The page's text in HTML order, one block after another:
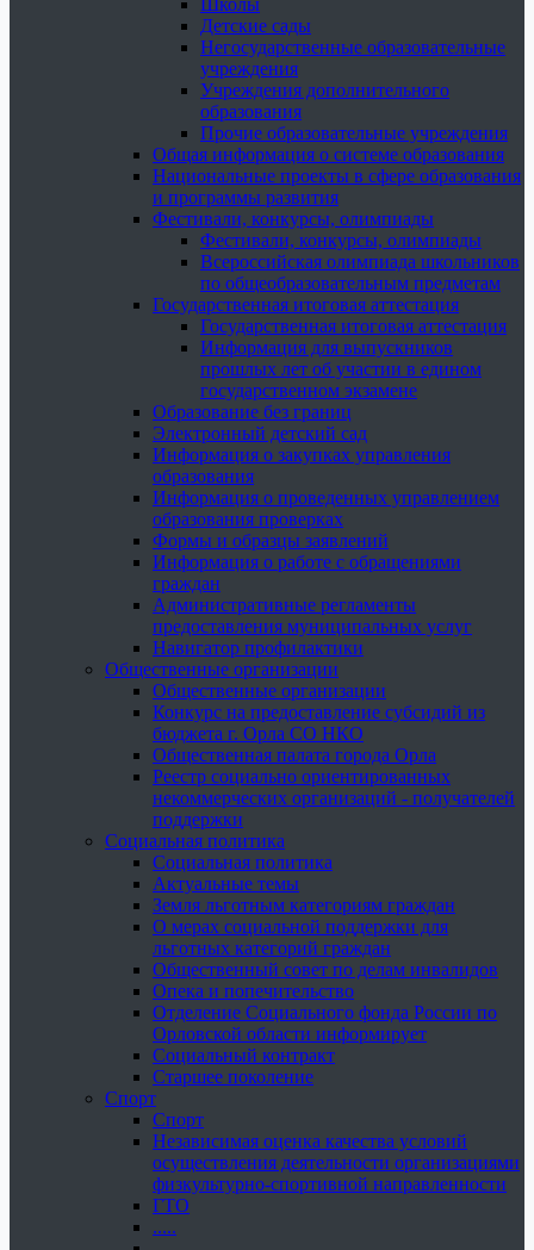
Школы
Детские сады
Негосударственные образовательные
учреждения
Учреждения дополнительного
образования
Прочие образовательные учреждения
Общая информация о системе образования
Национальные проекты в сфере образования
и программы развития
Фестивали, конкурсы, олимпиады
Фестивали, конкурсы, олимпиады
Всероссийская олимпиада школьников
по общеобразовательным предметам
Государственная итоговая аттестация
Государственная итоговая аттестация
Информация для выпускников
прошлых лет об участии в едином
государственном экзамене
Образование без границ
Электронный детский сад
Информация о закупках управления
образования
Информация о проведенных управлением
образования проверках
Формы и образцы заявлений
Информация о работе с обращениями
граждан
Административные регламенты
предоставления муниципальных услуг
Навигатор профилактики
Общественные организации
Общественные организации
Конкурс на предоставление субсидий из
бюджета г. Орла СО НКО
Общественная палата города Орла
Реестр социально ориентированных
некоммерческих организаций - получателей
поддержки
Социальная политика
Социальная политика
Актуальные темы
Земля льготным категориям граждан
О мерах социальной поддержки для
льготных категорий граждан
Общественный совет по делам инвалидов
Опека и попечительство
Отделение Социального фонда России по
Орловской области информирует
Социальный контракт
Старшее поколение
Спорт
Спорт
Независимая оценка качества условий
осуществления деятельности организациями
физкультурно-спортивной направленности
ГТО
.....